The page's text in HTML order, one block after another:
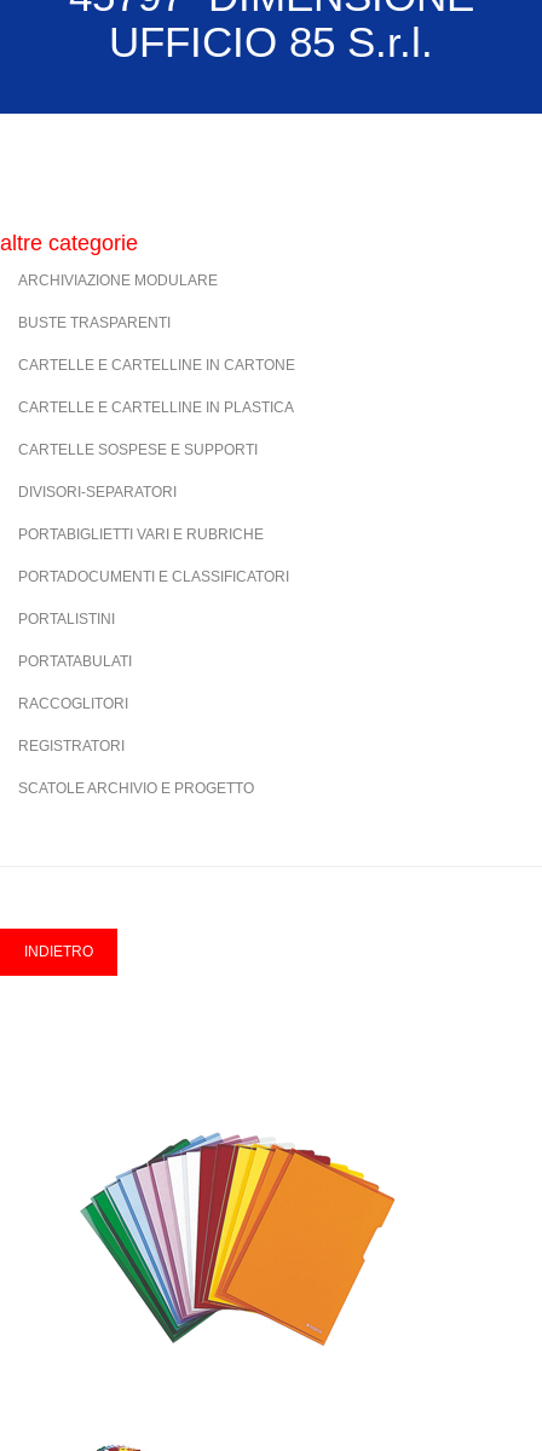
UFFICIO 85 S.r.l.
altre categorie
ARCHIVIAZIONE MODULARE
BUSTE TRASPARENTI
CARTELLE E CARTELLINE IN CARTONE
CARTELLE E CARTELLINE IN PLASTICA
CARTELLE SOSPESE E SUPPORTI
DIVISORI-SEPARATORI
PORTABIGLIETTI VARI E RUBRICHE
PORTADOCUMENTI E CLASSIFICATORI
PORTALISTINI
PORTATABULATI
RACCOGLITORI
REGISTRATORI
SCATOLE ARCHIVIO E PROGETTO